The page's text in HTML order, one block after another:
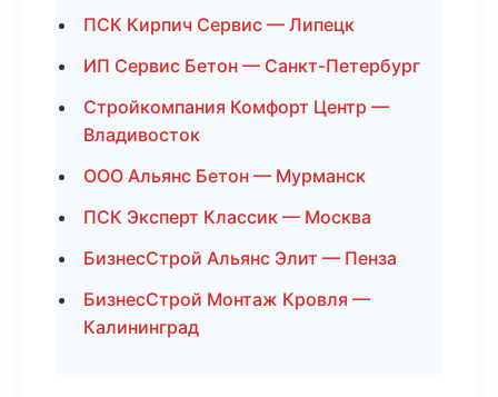
ПСК Кирпич Сервис — Липецк
ИП Сервис Бетон — Санкт-Петербург
Стройкомпания Комфорт Центр —
Владивосток
ООО Альянс Бетон — Мурманск
ПСК Эксперт Классик — Москва
БизнесСтрой Альянс Элит — Пенза
БизнесСтрой Монтаж Кровля —
Калининград